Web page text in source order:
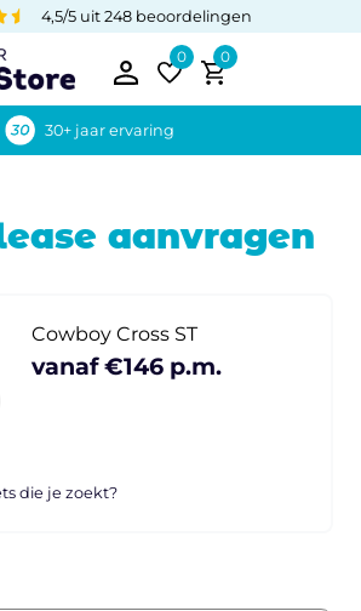
4,5/5 uit 248 beoordelingen
0 0
30+ jaar ervaring
aanvragen
Cowboy Cross ST
vanaf €146 p.m.
die je zoekt?